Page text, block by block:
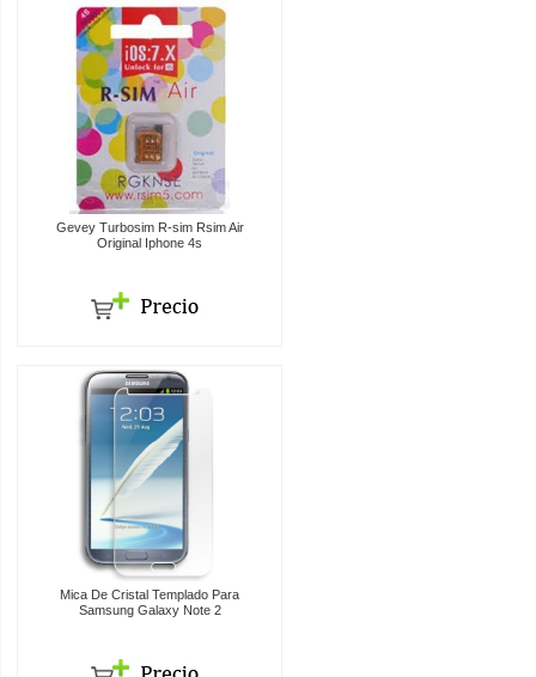
Gevey Turbosim R-sim Rsim Air
Original Iphone 4s
Mica De Cristal Templado Para
Samsung Galaxy Note 2